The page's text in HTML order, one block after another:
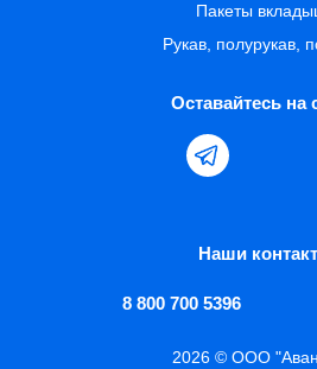
Пакеты
Рукав, полурукав,
Оставайтесь на
Наши
8 800 700 5396
2026 © ООО